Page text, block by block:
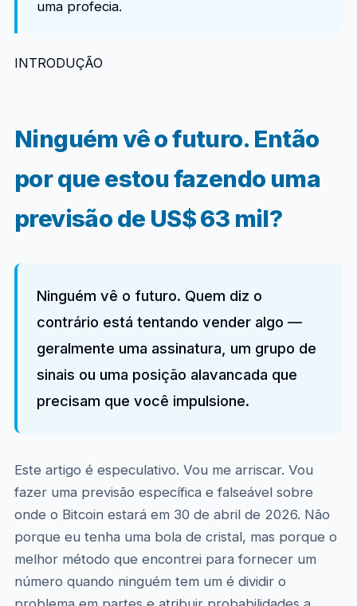
uma profecia.
INTRODUÇÃO
Ninguém vê o futuro. Então
por que estou fazendo uma
previsão de US$ 63 mil?
Ninguém vê o futuro. Quem diz o
contrário está tentando vender algo —
geralmente uma assinatura, um grupo de
sinais ou uma posição alavancada que
precisam que você impulsione.
Este artigo é especulativo. Vou me arriscar. Vou
fazer uma previsão específica e falseável sobre
onde o Bitcoin estará em 30 de abril de 2026. Não
porque eu tenha uma bola de cristal, mas porque o
melhor método que encontrei para fornecer um
número quando ninguém tem um é dividir o